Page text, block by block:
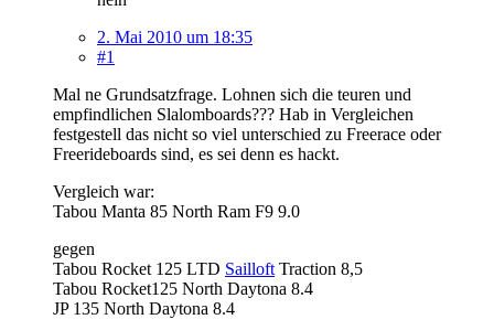
2. Mai 2010 um 18:35
#1
Mal ne Grundsatzfrage. Lohnen sich die teuren und
empfindlichen Slalomboards??? Hab in Vergleichen
festgestell das nicht so viel unterschied zu Freerace oder
Freerideboards sind, es sei denn es hackt.
Vergleich war:
Tabou Manta 85 North Ram F9 9.0
gegen
Tabou Rocket 125 LTD Sailloft Traction 8,5
Tabou Rocket125 North Daytona 8.4
JP 135 North Daytona 8.4